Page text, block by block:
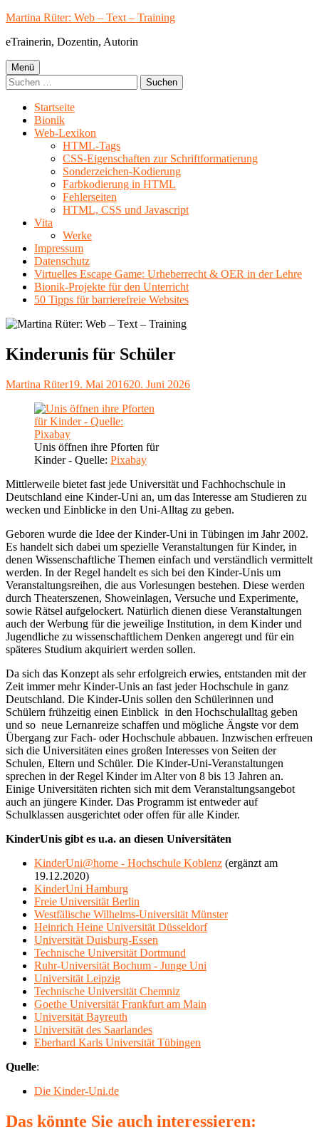
Springe
Inhalt
Martina Rüter: Web – Text – Training
eTrainerin, Dozentin, Autorin
Primäres
Menü
Menü
Suchen
nach:
Startseite
Bionik
Web-Lexikon
HTML-Tags
CSS-Eigenschaften zur Schriftformatierung
Sonderzeichen-Kodierung
Farbkodierung in HTML
Fehlerseiten
HTML, CSS und Javascript
Vita
Werke
Impressum
Datenschutz
Virtuelles Escape Game: Urheberrecht & OER in der Lehre
Bionik-Projekte für den Unterricht
50 Tipps für barrierefreie Websites
Kinderunis für Schüler
Autor
Martina RüterVeröffentlicht
19. Mai 201620. Juni 2026
Unis öffnen ihre Pforten für
Kinder - Quelle: Pixabay
Mittlerweile bietet fast jede Universität und Fachhochschule in
Deutschland eine Kinder-Uni an, um das Interesse am Studieren zu
wecken und Einblicke in den Uni-Alltag zu geben.
Geboren wurde die Idee der Kinder-Uni in Tübingen im Jahr 2002.
Es handelt sich dabei um spezielle Veranstaltungen für Kinder, in
denen Wissenschaftliche Themen einfach und verständlich vermittelt
werden. In der Regel handelt es sich bei den Kinder-Unis um
Veranstaltungsreihen, die aus Vorlesungen bestehen. Diese werden
durch Theaterszenen, Showeinlagen, Versuche und Experimente,
sowie Rätsel aufgelockert. Natürlich dienen diese Veranstaltungen
auch der Werbung für die jeweilige Institution, in dem Kinder und
Jugendliche zu wissenschaftlichem Denken angeregt und für ein
späteres Studium akquiriert werden sollen.
Da sich das Konzept als sehr erfolgreich erwies, entstanden mit der
Zeit immer mehr Kinder-Unis an fast jeder Hochschule in ganz
Deutschland. Die Kinder-Unis sollen den Schülerinnen und
Schülern frühzeitig einen Einblick in den Hochschulalltag geben
und so neue Lernanreize schaffen und mögliche Ängste vor dem
Übergang zur Fach- oder Hochschule abbauen. Inzwischen erfreuen
sich die Universitäten eines großen Interesses von Seiten der
Schulen, Eltern und Schüler. Die Kinder-Uni-Veranstaltungen
sprechen in der Regel Kinder im Alter von 8 bis 13 Jahren an.
Einige Universitäten richten sich mit dem Veranstaltungsangebot
auch an jüngere Kinder. Das Programm ist entweder auf
Schulklassen ausgerichtet oder offen für alle Kinder.
KinderUnis gibt es u.a. an diesen Universitäten
KinderUni@home - Hochschule Koblenz (ergänzt am
19.12.2020)
KinderUni Hamburg
Freie Universität Berlin
Westfälische Wilhelms-Universität Münster
Heinrich Heine Universität Düsseldorf
Universität Duisburg-Essen
Technische Universität Dortmund
Ruhr-Universität Bochum - Junge Uni
Universität Leipzig
Technische Universität Chemniz
Goethe Universität Frankfurt am Main
Universität Bayreuth
Universität des Saarlandes
Eberhard Karls Universität Tübingen
Quelle:
Die Kinder-Uni.de
Das könnte Sie auch interessieren: